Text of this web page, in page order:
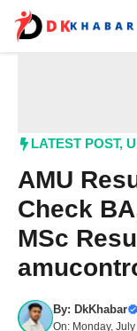
content
LATEST POST,
AMU
Check
MSc
By: DkKhabar
On: Monday,